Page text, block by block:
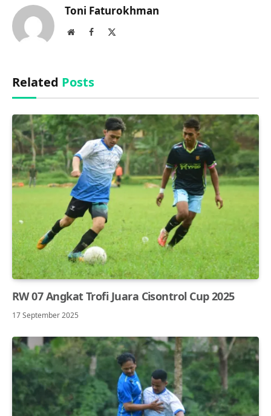
Toni Faturokhman
WebsiteFacebook
Related Posts
RW 07 Angkat Trofi Juara Cisontrol Cup 2025
17 September 2025